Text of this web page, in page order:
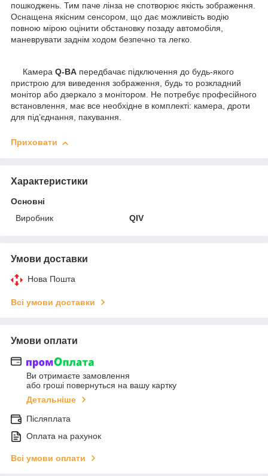
пошкоджень. Тим паче лінза не спотворює якість зображення.
Оснащена якісним сенсором, що дає можливість водію
повною мірою оцінити обстановку позаду автомобіля,
маневрувати заднім ходом безпечно та легко.
Камера Q-BA передбачає підключення до будь-якого
пристрою для виведення зображення, будь то розкладний
монітор або дзеркало з монітором. Не потребує професійного
встановлення, має все необхідне в комплекті: камера, дроти
для під’єднання, пакування.
Приховати
Характеристики
Основні
Виробник
QIV
Умови доставки
Нова Пошта
Всі умови доставки
Умови оплати
Ви отримаєте замовлення
або гроші повернуться на вашу картку
Детальніше
Післяплата
Оплата на рахунок
Всі умови оплати